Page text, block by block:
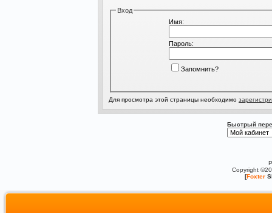
Вход
Имя:
Пароль:
Запомнить?
Для просмотра этой страницы необходимо
Быстрый
Copyright
[Foxter